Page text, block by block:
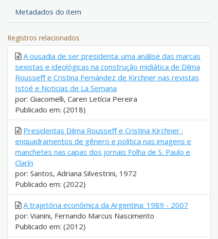
Metadados do item
Registros relacionados
A ousadia de ser presidenta: uma análise das marcas
sexistas e ideológicas na construção midiática de Dilma
Rousseff e Cristina Fernández de Kirchner nas revistas
Istoé e Noticias de La Semana
por: Giacomelli, Caren Letícia Pereira
Publicado em: (2018)
Presidentas Dilma Rousseff e Cristina Kirchner :
enquadramentos de gênero e política nas imagens e
manchetes nas capas dos jornais Folha de S. Paulo e
Clarín
por: Santos, Adriana Silvestrini, 1972
Publicado em: (2022)
A trajetória econômica da Argentina: 1989 - 2007
por: Vianini, Fernando Marcus Nascimento
Publicado em: (2012)